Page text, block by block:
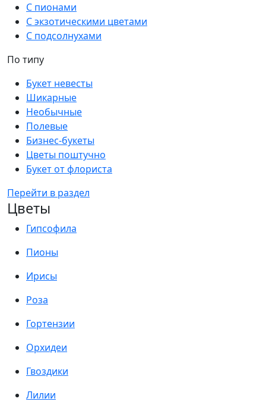
С пионами
С экзотическими цветами
С подсолнухами
По типу
Букет невесты
Шикарные
Необычные
Полевые
Бизнес-букеты
Цветы поштучно
Букет от флориста
Перейти в раздел
Цветы
Гипсофила
Пионы
Ирисы
Роза
Гортензии
Орхидеи
Гвоздики
Лилии